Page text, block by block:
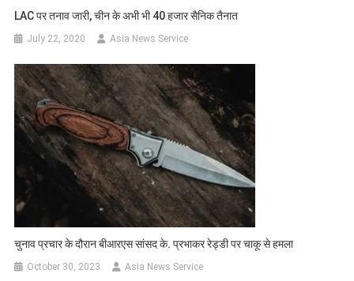
LAC पर तनाव जारी, चीन के अभी भी 40 हजार सैनिक तैनात
July 22, 2020 Asia News Service
चुनाव प्रचार के दौरान बीआरएस सांसद के. प्रभाकर रेड्डी पर चाकू से हमला
October 30, 2023 Asia News Service